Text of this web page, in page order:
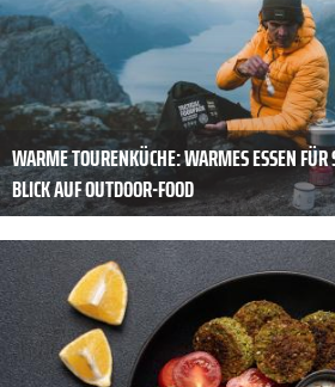
WARME TOURENKÜCHE: WARMES ESSEN FÜR
BLICK AUF OUTDOOR-FOOD